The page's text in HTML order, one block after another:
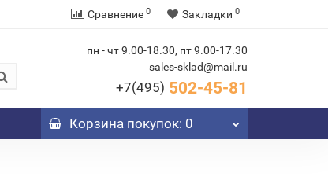
Сравнение 0 Закладки 0
пн - чт 9.00-18.30, пт 9.00-17.30
sales-sklad@mail.ru
+7(495) 502-45-81
Корзинапокупок: 0